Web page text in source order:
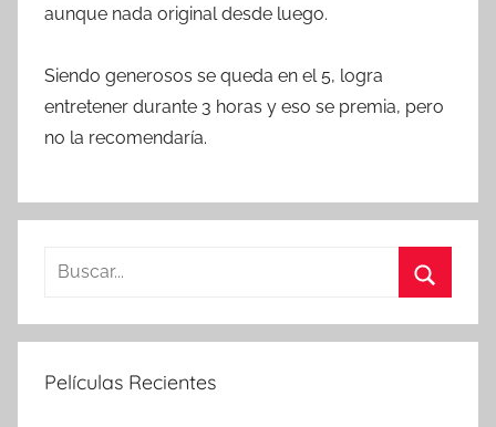
aunque nada original desde luego.
Siendo generosos se queda en el 5, logra
entretener durante 3 horas y eso se premia, pero
no la recomendaría.
s
a
u
Películas Recientes